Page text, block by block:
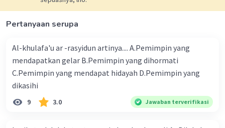
Beri Rating
Pertanyaan serupa
Al-khulafa'u ar -rasyidun artinya.... A.Pemimpin yang
mendapatkan gelar B.Pemimpin yang dihormati
C.Pemimpin yang mendapat hidayah D.Pemimpin yang
dikasihi
9 3.0 Jawaban terverifikasi